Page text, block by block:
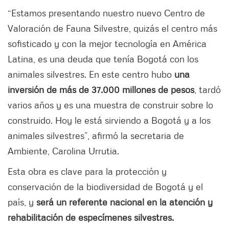
“Estamos presentando nuestro nuevo Centro de
Valoración de Fauna Silvestre, quizás el centro más
sofisticado y con la mejor tecnología en América
Latina, es una deuda que tenía Bogotá con los
animales silvestres. En este centro hubo una
inversión de más de 37.000 millones de pesos, tardó
varios años y es una muestra de construir sobre lo
construido. Hoy le está sirviendo a Bogotá y a los
animales silvestres”, afirmó la secretaria de
Ambiente, Carolina Urrutia.
Esta obra es clave para la protección y
conservación de la biodiversidad de Bogotá y el
país, y será un referente nacional en la atención y
rehabilitación de especímenes silvestres.